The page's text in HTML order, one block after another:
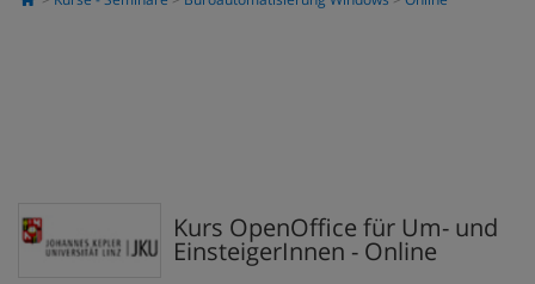
Kurs OpenOffice für Um- und
EinsteigerInnen - Online